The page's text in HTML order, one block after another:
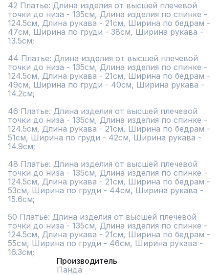
42 Платье: Длина изделия от высшей плечевой
точки до низа - 135см, Длина изделия по спинке -
124.5см, Длина рукава - 21см, Ширина по бедрам -
47см, Ширина по груди - 38см, Ширина рукава -
13.5см;
44 Платье: Длина изделия от высшей плечевой
точки до низа - 135см, Длина изделия по спинке -
124.5см, Длина рукава - 21см, Ширина по бедрам -
49см, Ширина по груди - 40см, Ширина рукава -
14.2см;
46 Платье: Длина изделия от высшей плечевой
точки до низа - 135см, Длина изделия по спинке -
124.5см, Длина рукава - 21см, Ширина по бедрам -
51см, Ширина по груди - 42см, Ширина рукава -
14.9см;
48 Платье: Длина изделия от высшей плечевой
точки до низа - 135см, Длина изделия по спинке -
124.5см, Длина рукава - 21см, Ширина по бедрам -
53см, Ширина по груди - 44см, Ширина рукава -
15.6см;
50 Платье: Длина изделия от высшей плечевой
точки до низа - 135см, Длина изделия по спинке -
124.5см, Длина рукава - 21см, Ширина по бедрам -
55см, Ширина по груди - 46см, Ширина рукава -
16.3см;
Производитель
Панда